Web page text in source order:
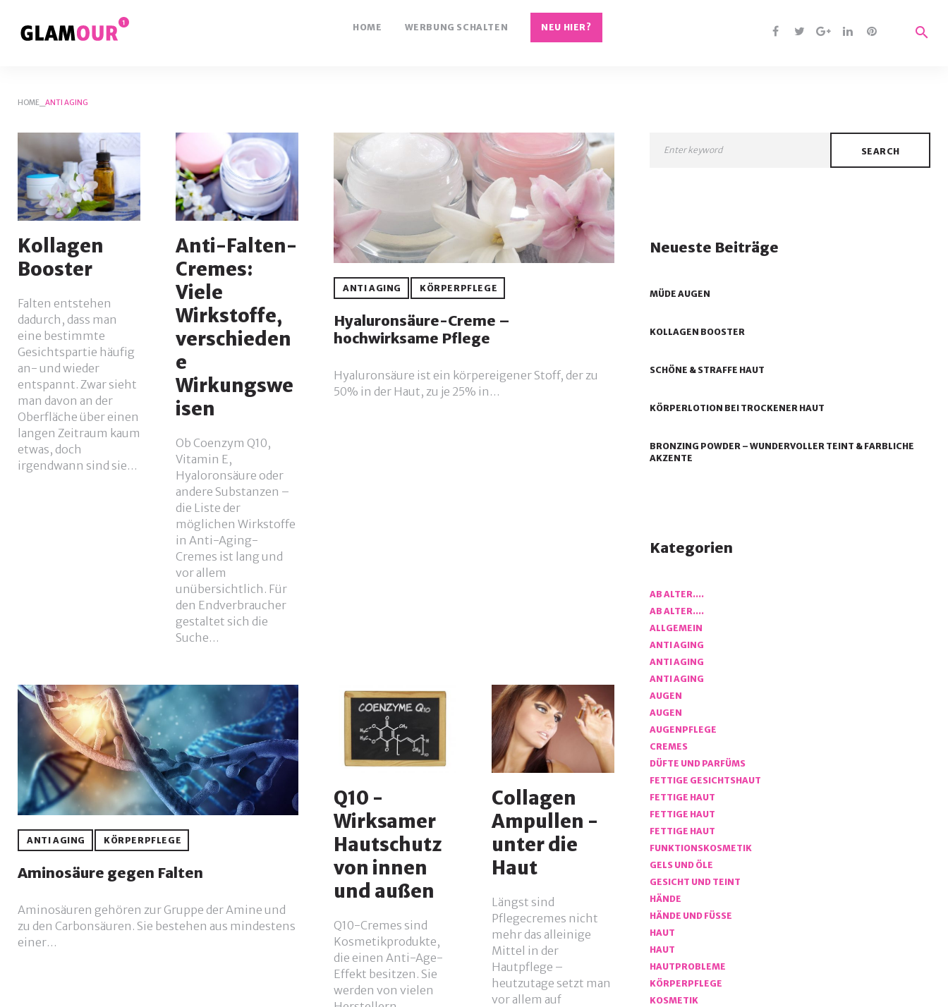
content
search
HOME WERBUNG SCHALTEN NEU HIER?
HOME ANTI AGING
Kategorie:
Anti
Aging
Kollagen
Booster
Falten entstehen
dadurch, dass man
eine bestimmte
Gesichtspartie häufig
an- und wieder
entspannt. Zwar sieht
man davon an der
Oberfläche über einen
langen Zeitraum kaum
etwas, doch
irgendwann sind sie…
Anti-Falten-
Cremes:
Viele
Wirkstoffe,
verschieden
e
Wirkungswe
isen
Ob Coenzym Q10,
Vitamin E,
Hyaloronsäure oder
andere Substanzen –
die Liste der
möglichen Wirkstoffe
in Anti-Aging-
Cremes ist lang und
vor allem
unübersichtlich. Für
den Endverbraucher
gestaltet sich die
Suche…
ANTI AGING KÖRPERPFLEGE
Hyaluronsäure-Creme –
hochwirksame Pflege
Hyaluronsäure ist ein körpereigener Stoff, der zu
50% in der Haut, zu je 25% in…
ANTI AGING KÖRPERPFLEGE
Aminosäure gegen Falten
Aminosäuren gehören zur Gruppe der Amine und
zu den Carbonsäuren. Sie bestehen aus mindestens
einer…
Q10 -
Wirksamer
Hautschutz
von innen
und außen
Q10-Cremes sind
Kosmetikprodukte,
die einen Anti-Age-
Effekt besitzen. Sie
werden von vielen
Collagen
Ampullen -
unter die
Haut
Längst sind
Pflegecremes nicht
mehr das alleinige
Mittel in der
Hautpflege –
heutzutage setzt man
vor allem auf
SEARCH
Neueste Beiträge
MÜDE AUGEN
KOLLAGEN BOOSTER
SCHÖNE & STRAFFE HAUT
KÖRPERLOTION BEI TROCKENER HAUT
BRONZING POWDER – WUNDERVOLLER TEINT & FARBLICHE
AKZENTE
Kategorien
AB ALTER….
AB ALTER….
ALLGEMEIN
ANTI AGING
ANTI AGING
ANTI AGING
AUGEN
AUGEN
AUGENPFLEGE
CREMES
DÜFTE UND PARFÜMS
FETTIGE GESICHTSHAUT
FETTIGE HAUT
FETTIGE HAUT
FETTIGE HAUT
FUNKTIONSKOSMETIK
GELS UND ÖLE
GESICHT UND TEINT
HÄNDE
HÄNDE UND FÜSSE
HAUT
HAUT
HAUTPROBLEME
KÖRPERPFLEGE
KOSMETIK